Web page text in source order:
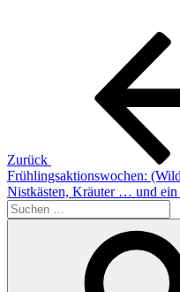
Beitragsnavigation
Zurück
Frühlingsaktionswochen:
Nistkästen, Kräuter … und
Suchen
nach: